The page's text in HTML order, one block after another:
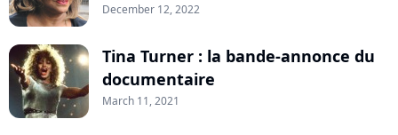
December 12, 2022
Tina Turner : la bande-annonce du
documentaire
March 11, 2021